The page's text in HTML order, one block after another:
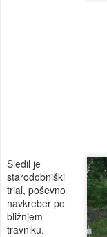
Sledil je
starodobniški
trial, poševno
navkreber po
bližnjem
travniku.